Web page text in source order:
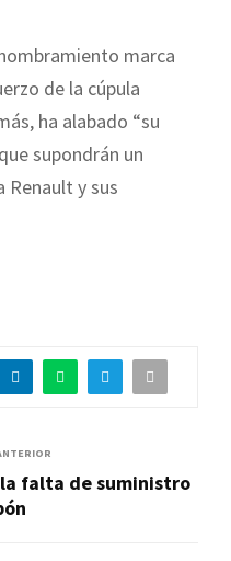
marca
de la cúpula
ha alabado “su
supondrán un
y sus
falta de suministro